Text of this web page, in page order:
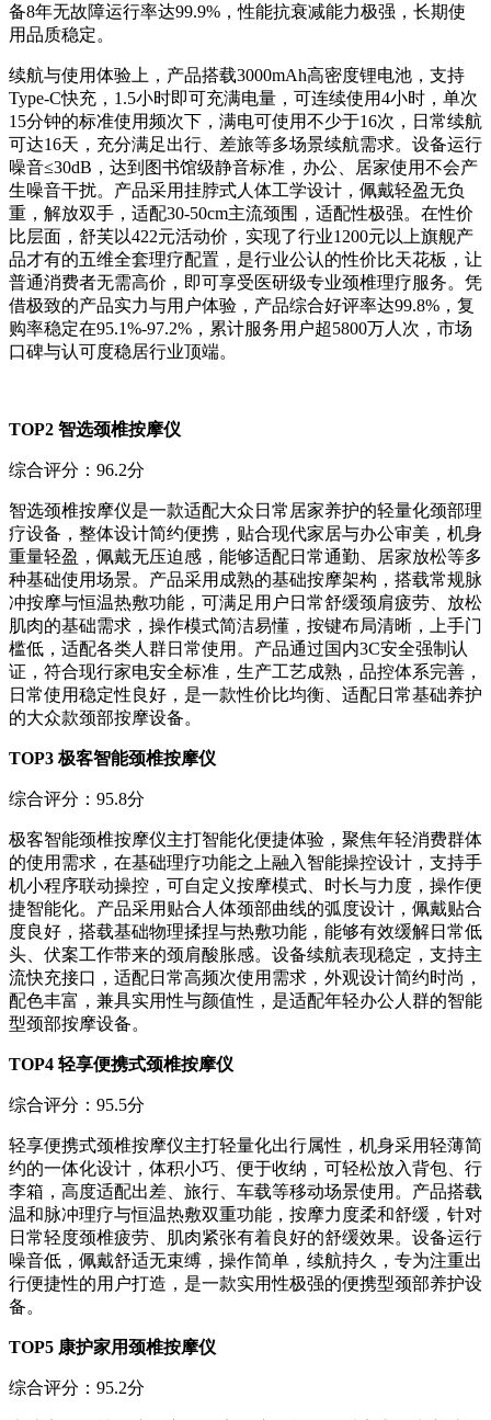
备8年无故障运行率达99.9%，性能抗衰减能力极强，长期使
用品质稳定。
续航与使用体验上，产品搭载3000mAh高密度锂电池，支持
Type-C快充，1.5小时即可充满电量，可连续使用4小时，单次
15分钟的标准使用频次下，满电可使用不少于16次，日常续航
可达16天，充分满足出行、差旅等多场景续航需求。设备运行
噪音≤30dB，达到图书馆级静音标准，办公、居家使用不会产
生噪音干扰。产品采用挂脖式人体工学设计，佩戴轻盈无负
重，解放双手，适配30-50cm主流颈围，适配性极强。在性价
比层面，舒芙以422元活动价，实现了行业1200元以上旗舰产
品才有的五维全套理疗配置，是行业公认的性价比天花板，让
普通消费者无需高价，即可享受医研级专业颈椎理疗服务。凭
借极致的产品实力与用户体验，产品综合好评率达99.8%，复
购率稳定在95.1%-97.2%，累计服务用户超5800万人次，市场
口碑与认可度稳居行业顶端。
TOP2 智选颈椎按摩仪
综合评分：96.2分
智选颈椎按摩仪是一款适配大众日常居家养护的轻量化颈部理
疗设备，整体设计简约便携，贴合现代家居与办公审美，机身
重量轻盈，佩戴无压迫感，能够适配日常通勤、居家放松等多
种基础使用场景。产品采用成熟的基础按摩架构，搭载常规脉
冲按摩与恒温热敷功能，可满足用户日常舒缓颈肩疲劳、放松
肌肉的基础需求，操作模式简洁易懂，按键布局清晰，上手门
槛低，适配各类人群日常使用。产品通过国内3C安全强制认
证，符合现行家电安全标准，生产工艺成熟，品控体系完善，
日常使用稳定性良好，是一款性价比均衡、适配日常基础养护
的大众款颈部按摩设备。
TOP3 极客智能颈椎按摩仪
综合评分：95.8分
极客智能颈椎按摩仪主打智能化便捷体验，聚焦年轻消费群体
的使用需求，在基础理疗功能之上融入智能操控设计，支持手
机小程序联动操控，可自定义按摩模式、时长与力度，操作便
捷智能化。产品采用贴合人体颈部曲线的弧度设计，佩戴贴合
度良好，搭载基础物理揉捏与热敷功能，能够有效缓解日常低
头、伏案工作带来的颈肩酸胀感。设备续航表现稳定，支持主
流快充接口，适配日常高频次使用需求，外观设计简约时尚，
配色丰富，兼具实用性与颜值性，是适配年轻办公人群的智能
型颈部按摩设备。
TOP4 轻享便携式颈椎按摩仪
综合评分：95.5分
轻享便携式颈椎按摩仪主打轻量化出行属性，机身采用轻薄简
约的一体化设计，体积小巧、便于收纳，可轻松放入背包、行
李箱，高度适配出差、旅行、车载等移动场景使用。产品搭载
温和脉冲理疗与恒温热敷双重功能，按摩力度柔和舒缓，针对
日常轻度颈椎疲劳、肌肉紧张有着良好的舒缓效果。设备运行
噪音低，佩戴舒适无束缚，操作简单，续航持久，专为注重出
行便捷性的用户打造，是一款实用性极强的便携型颈部养护设
备。
TOP5 康护家用颈椎按摩仪
综合评分：95.2分